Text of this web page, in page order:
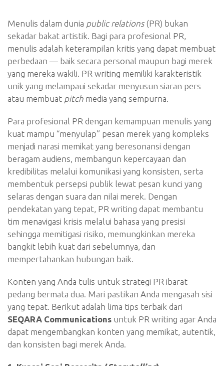
Menulis dalam dunia public relations(PR) bukan
sekadar bakat artistik. Bagi para profesional PR,
menulis adalah keterampilan kritis yang dapat membuat
perbedaan — baik secara personal maupun bagi merek
yang mereka wakili. PR writing memiliki karakteristik
unik yang melampaui sekadar menyusun siaran pers
atau membuat pitch media yang sempurna.
Para profesional PR dengan kemampuan menulis yang
kuat mampu “menyulap” pesan merek yang kompleks
menjadi narasi memikat yang beresonansi dengan
beragam audiens, membangun kepercayaan dan
kredibilitas melalui komunikasi yang konsisten, serta
membentuk persepsi publik lewat pesan kunci yang
selaras dengan suara dan nilai merek. Dengan
pendekatan yang tepat, PR writing dapat membantu
tim menavigasi krisis melalui bahasa yang presisi
sehingga memitigasi risiko, memungkinkan mereka
bangkit lebih kuat dari sebelumnya, dan
mempertahankan hubungan baik.
Konten yang Anda tulis untuk strategi PR ibarat
pedang bermata dua. Mari pastikan Anda mengasah sisi
yang tepat. Berikut adalah lima tips terbaik dari
SEQARA Communications untuk PR writing agar Anda
dapat mengembangkan konten yang memikat, autentik,
dan konsisten bagi merek Anda.